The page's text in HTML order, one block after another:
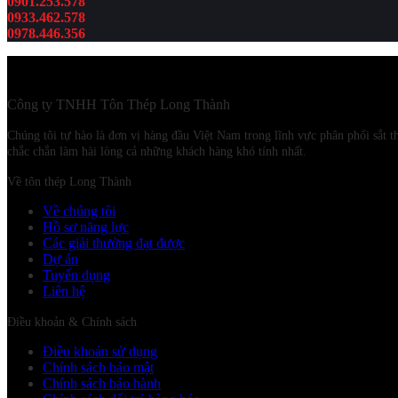
0933.462.578
0978.446.356
Công ty TNHH Tôn Thép Long Thành
Chúng tôi tự hào là đơn vị hàng đầu Việt Nam trong lĩnh vực phân phối sắt
chắc chắn làm hài lòng cả những khách hàng khó tính nhất.
Về tôn thép Long Thành
Về chúng tôi
Hồ sơ năng lực
Các giải thưởng đạt được
Dự án
Tuyển dụng
Liên hệ
Điều khoản & Chính sách
Điều khoản sử dụng
Chính sách bảo mật
Chính sách bảo hành